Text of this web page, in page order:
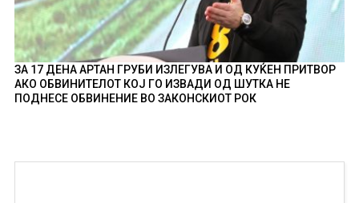
ЗА 17 ДЕНА АРТАН ГРУБИ ИЗЛЕГУВА И ОД КУЌЕН ПРИТВОР
АКО ОБВИНИТЕЛОТ КОЈ ГО ИЗВАДИ ОД ШУТКА НЕ
ПОДНЕСЕ ОБВИНЕНИЕ ВО ЗАКОНСКИОТ РОК